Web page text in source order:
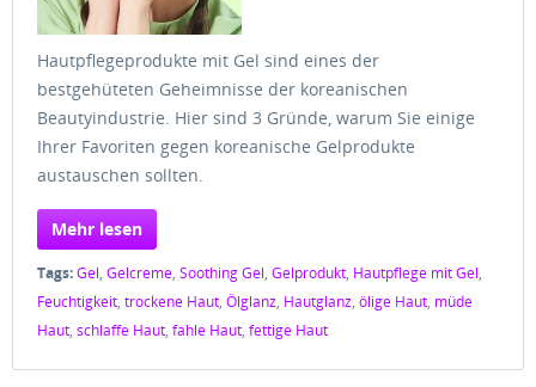
Hautpflegeprodukte mit Gel sind eines der
bestgehüteten Geheimnisse der koreanischen
Beautyindustrie. Hier sind 3 Gründe, warum Sie einige
Ihrer Favoriten gegen koreanische Gelprodukte
austauschen sollten.
Mehr lesen
Tags:Gel, Gelcreme, Soothing Gel, Gelprodukt, Hautpflege mit Gel,
Feuchtigkeit, trockene Haut, Ölglanz, Hautglanz, ölige Haut, müde
Haut, schlaffe Haut, fahle Haut, fettige Haut